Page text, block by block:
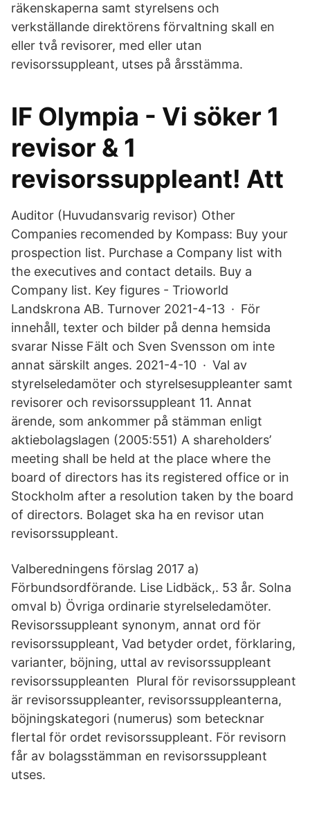
räkenskaperna samt styrelsens och
verkställande direktörens förvaltning skall en
eller två revisorer, med eller utan
revisorssuppleant, utses på årsstämma.
IF Olympia - Vi söker 1
revisor & 1
revisorssuppleant! Att
Auditor (Huvudansvarig revisor) Other
Companies recomended by Kompass: Buy your
prospection list. Purchase a Company list with
the executives and contact details. Buy a
Company list. Key figures - Trioworld
Landskrona AB. Turnover 2021-4-13 · För
innehåll, texter och bilder på denna hemsida
svarar Nisse Fält och Sven Svensson om inte
annat särskilt anges. 2021-4-10 · Val av
styrelseledamöter och styrelsesuppleanter samt
revisorer och revisorssuppleant 11. Annat
ärende, som ankommer på stämman enligt
aktiebolagslagen (2005:551) A shareholders’
meeting shall be held at the place where the
board of directors has its registered office or in
Stockholm after a resolution taken by the board
of directors. Bolaget ska ha en revisor utan
revisorssuppleant.
Valberedningens förslag 2017 a)
Förbundsordförande. Lise Lidbäck,. 53 år. Solna
omval b) Övriga ordinarie styrelseledamöter.
Revisorssuppleant synonym, annat ord för
revisorssuppleant, Vad betyder ordet, förklaring,
varianter, böjning, uttal av revisorssuppleant
revisorssuppleanten Plural för revisorssuppleant
är revisorssuppleanter, revisorssuppleanterna,
böjningskategori (numerus) som betecknar
flertal för ordet revisorssuppleant. För revisorn
får av bolagsstämman en revisorssuppleant
utses.